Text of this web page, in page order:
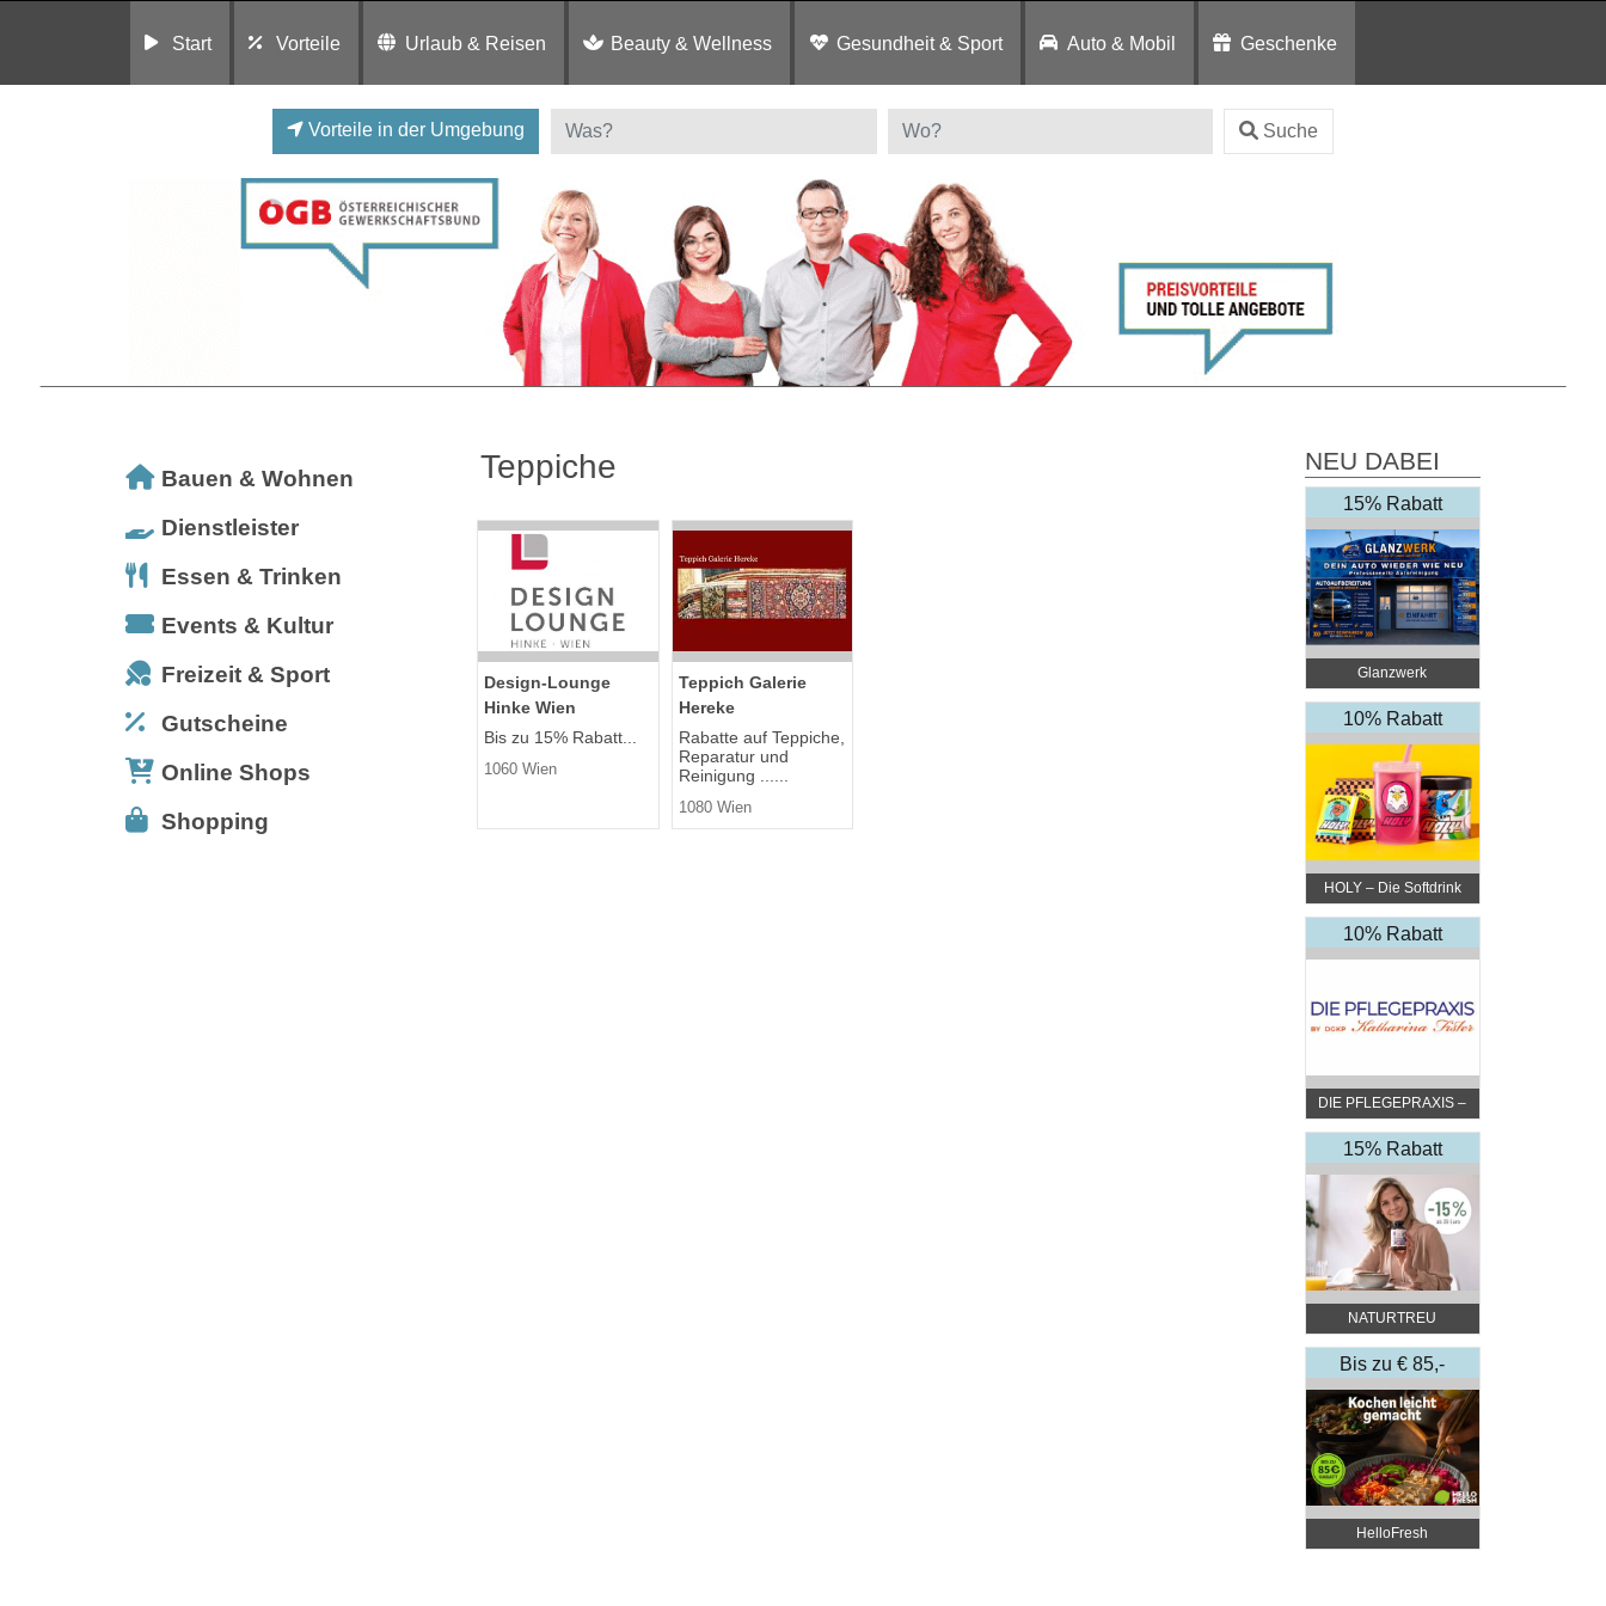
Start Vorteile Urlaub & Reisen Beauty & Wellness Gesundheit & Sport Auto & Mobil Geschenke
Vorteile in der Umgebung Suche
Bauen & Wohnen
Dienstleister
Essen & Trinken
Events & Kultur
Freizeit & Sport
Gutscheine
Online Shops
Shopping
Teppiche
Design-Lounge
Hinke Wien
Bis zu 15% Rabatt...
1060 Wien
Teppich Galerie
Hereke
Rabatte auf Teppiche,
Reparatur und
Reinigung ......
1080 Wien
NEU DABEI
15% Rabatt
Glanzwerk
Autoreinigung
10% Rabatt
HOLY – Die Softdrink
Revolution
10% Rabatt
DIE PFLEGEPRAXIS –
by DGKP Katharina
Fister
15% Rabatt
NATURTREU
Bis zu € 85,-
Rabatt
HelloFresh